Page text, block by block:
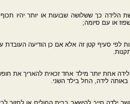
הלידה כך ששלושה שבועות או יותר יהיו
או עם סיומה;
לפי סעיף קטן זה אלא אם כן הודיעה
אחת יותר מילד אחד זכאית להאריך את
באותה לידה, החל בילד השני.